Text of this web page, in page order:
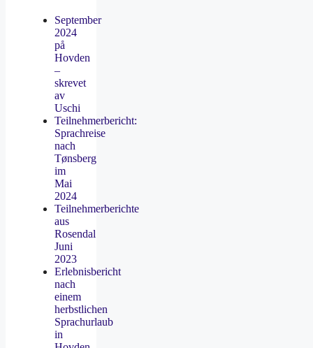
September
2024
på
Hovden
–
skrevet
av
Uschi
Teilnehmerbericht:
Sprachreise
nach
Tønsberg
im
Mai
2024
Teilnehmerberichte
aus
Rosendal
Juni
2023
Erlebnisbericht
nach
einem
herbstlichen
Sprachurlaub
in